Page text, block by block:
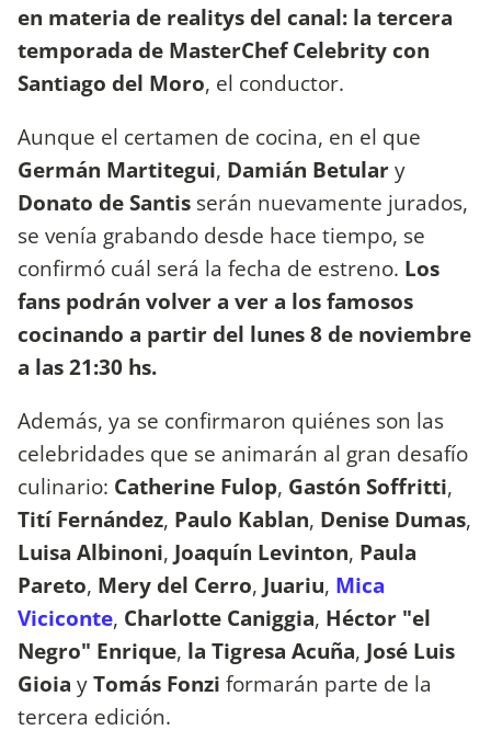
en materia de realitys del canal: la tercera
temporada de MasterChef Celebrity con
Santiago del Moro, el conductor.
Aunque el certamen de cocina, en el que
Germán Martitegui, Damián Betulary
Donato de Santis serán nuevamente jurados,
se venía grabando desde hace tiempo, se
confirmó cuál será la fecha de estreno. Los
fans podrán volver a ver a los famosos
cocinando a partir del lunes 8 de noviembre
a las 21:30 hs.
Además, ya se confirmaron quiénes son las
celebridades que se animarán al gran desafío
culinario: Catherine Fulop, Gastón Soffritti,
Tití Fernández, Paulo Kablan, Denise Dumas,
Luisa Albinoni, Joaquín Levinton, Paula
Pareto, Mery del Cerro, Juariu, Mica
Viciconte, Charlotte Caniggia, Héctor "el
Negro" Enrique, la Tigresa Acuña, José Luis
Gioia yTomás Fonzi formarán parte de la
tercera edición.